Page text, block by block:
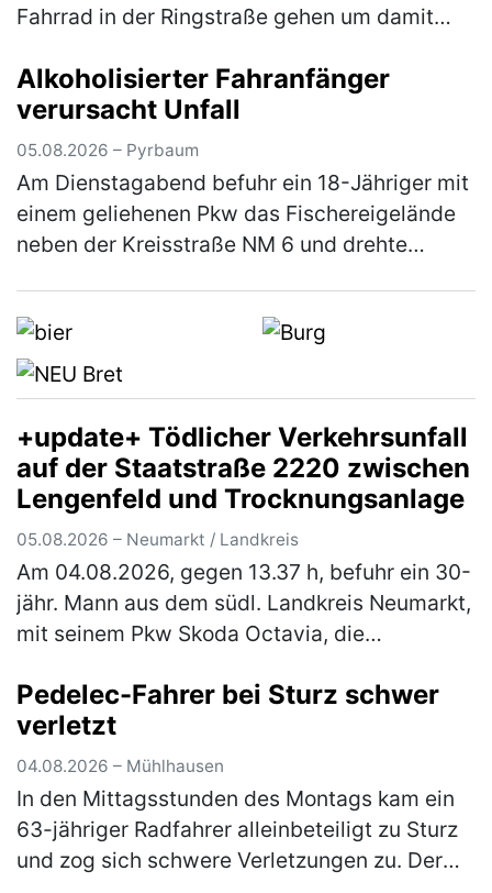
Fahrrad in der Ringstraße gehen um damit
der Herr jedoch aufgrund seiner star…
Alkoholisierter Fahranfänger
verursacht Unfall
05.08.2026 – Pyrbaum
Am Dienstagabend befuhr ein 18-Jähriger mit
einem geliehenen Pkw das Fischereigelände
neben der Kreisstraße NM 6 und drehte
+update+ Tödlicher Verkehrsunfall
auf der Staatstraße 2220 zwischen
Lengenfeld und Trocknungsanlage
05.08.2026 – Neumarkt / Landkreis
Am 04.08.2026, gegen 13.37 h, befuhr ein 30-
jähr. Mann aus dem südl. Landkreis Neumarkt,
mit seinem Pkw Skoda Octavia, die
Lengenfeld. Ca. 500 m nach der Trocknung…
(mehr)
Pedelec-Fahrer bei Sturz schwer
verletzt
04.08.2026 – Mühlhausen
In den Mittagsstunden des Montags kam ein
63-jähriger Radfahrer alleinbeteiligt zu Sturz
und zog sich schwere Verletzungen zu. Der